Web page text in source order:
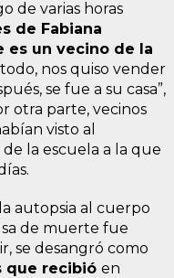
de varias horas
de Fabiana
es un vecino de la
nos quiso vender
se fue a su casa”,
otra parte, vecinos
visto al
la escuela a la que
autopsia al cuerpo
de muerte fue
se desangró como
que recibió en